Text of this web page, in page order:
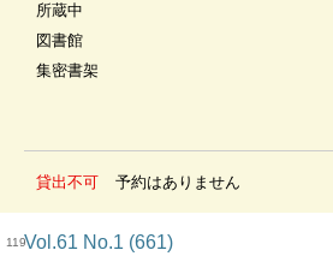
所蔵中
図書館
集密書架
貸出不可 予約はありません
119Vol.61 No.1 (661)